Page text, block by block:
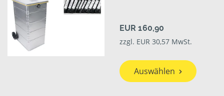
EUR 160,90
zzgl. EUR 30,57 MwSt.
Auswählen